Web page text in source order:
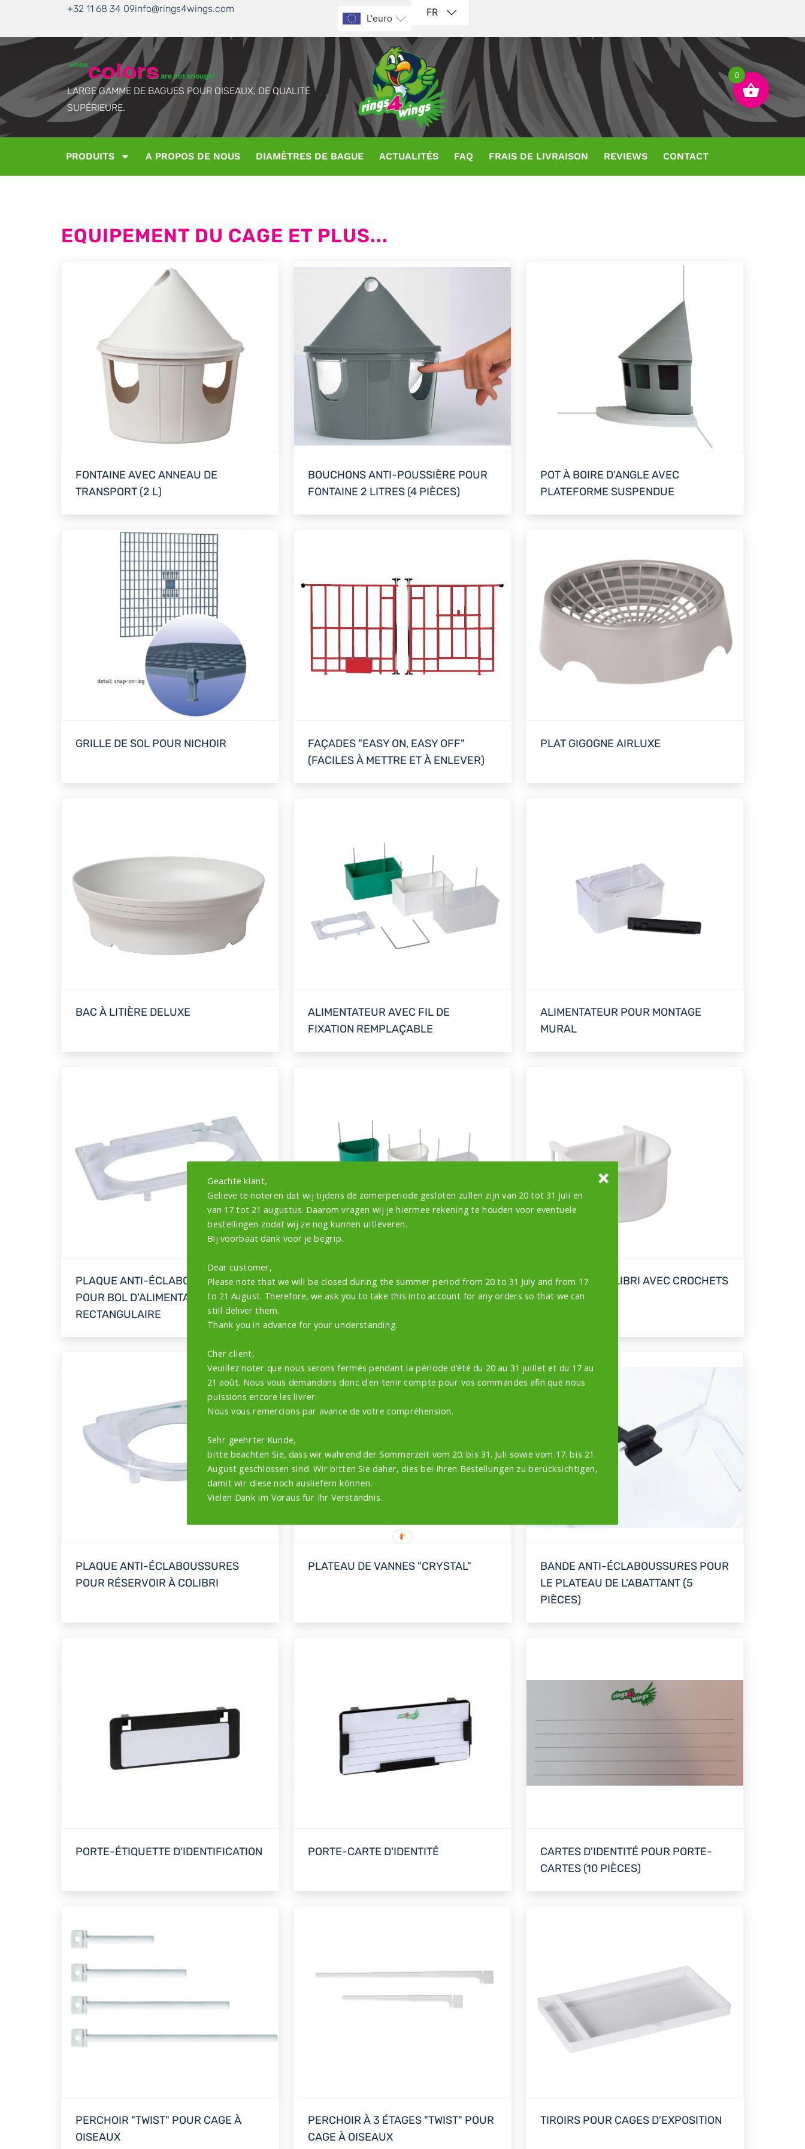
+32 11 68 34 09info@rings4wings.com
L'euro
FR
LARGE GAMME DE BAGUES POUR OISEAUX, DE QUALITÉ
SUPÉRIEURE.
PRODUITS A PROPOS DE NOUS DIAMÈTRES DE BAGUE ACTUALITÉS FAQ FRAIS DE LIVRAISON REVIEWS CONTACT
EQUIPEMENT DU CAGE ET PLUS...
FONTAINE AVEC ANNEAU DE
TRANSPORT (2 L)
BOUCHONS ANTI-POUSSIÈRE POUR
FONTAINE 2 LITRES (4 PIÈCES)
POT À BOIRE D'ANGLE AVEC
PLATEFORME SUSPENDUE
GRILLE DE SOL POUR NICHOIR
FAÇADES "EASY ON, EASY OFF"
(FACILES À METTRE ET À ENLEVER)
PLAT GIGOGNE AIRLUXE
BAC À LITIÈRE DELUXE
ALIMENTATEUR AVEC FIL DE
FIXATION REMPLAÇABLE
ALIMENTATEUR POUR MONTAGE
MURAL
PLAQUE ANTI-ÉCLABOUSSURES
POUR BOL D'ALIMENTATION
RECTANGULAIRE
PLATEAU POUR COLIBRIS AVEC FIL
DE MONTAGE REMPLAÇABLE
PLATEAU À COLIBRI AVEC CROCHETS
FIXES
PLAQUE ANTI-ÉCLABOUSSURES
POUR RÉSERVOIR À COLIBRI
PLATEAU DE VANNES "CRYSTAL"
BANDE ANTI-ÉCLABOUSSURES POUR
LE PLATEAU DE L'ABATTANT (5
PIÈCES)
PORTE-ÉTIQUETTE D'IDENTIFICATION PORTE-CARTE D'IDENTITÉ
CARTES D'IDENTITÉ POUR PORTE-
CARTES (10 PIÈCES)
PERCHOIR "TWIST" POUR CAGE À
OISEAUX
PERCHOIR À 3 ÉTAGES "TWIST" POUR
CAGE À OISEAUX
TIROIRS POUR CAGES D'EXPOSITION
0
Geachte klant,
Gelieve te noteren dat wij tijdens de zomerperiode gesloten zullen zijn van 20 tot 31 juli en
van 17 tot 21 augustus. Daarom vragen wij je hiermee rekening te houden voor eventuele
bestellingen zodat wij ze nog kunnen uitleveren.
Bij voorbaat dank voor je begrip.
Dear customer,
Please note that we will be closed during the summer period from 20 to 31 July and from 17
to 21 August. Therefore, we ask you to take this into account for any orders so that we can
still deliver them.
Thank you in advance for your understanding.
Cher client,
Veuillez noter que nous serons fermés pendant la période d’été du 20 au 31 juillet et du 17 au
21 août. Nous vous demandons donc d'en tenir compte pour vos commandes afin que nous
puissions encore les livrer.
Nous vous remercions par avance de votre compréhension.
Sehr geehrter Kunde,
bitte beachten Sie, dass wir während der Sommerzeit vom 20. bis 31. Juli sowie vom 17. bis 21.
August geschlossen sind. Wir bitten Sie daher, dies bei Ihren Bestellungen zu berücksichtigen,
damit wir diese noch ausliefern können.
Vielen Dank im Voraus für Ihr Verständnis.